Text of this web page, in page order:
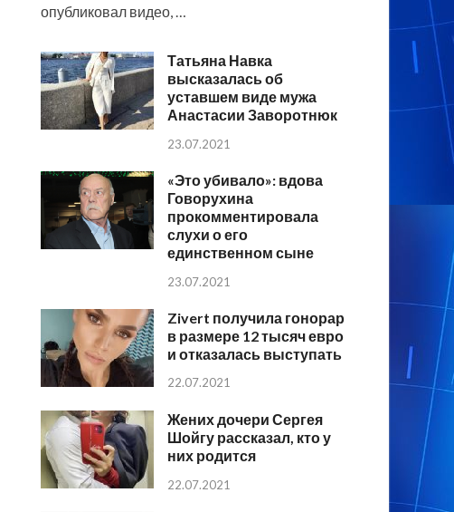
опубликовал видео, …
Татьяна Навка
высказалась об
уставшем виде мужа
Анастасии Заворотнюк
23.07.2021
«Это убивало»: вдова
Говорухина
прокомментировала
слухи о его
единственном сыне
23.07.2021
Zivert получила гонорар
в размере 12 тысяч евро
и отказалась выступать
22.07.2021
Жених дочери Сергея
Шойгу рассказал, кто у
них родится
22.07.2021